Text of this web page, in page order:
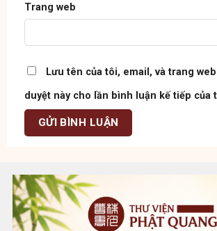
Trang web
Lưu tên của tôi, email, và trang
duyệt này cho lần bình luận kế tiếp của